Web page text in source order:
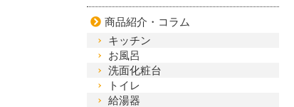
商品紹介・コラム
キッチン
お風呂
洗面化粧台
トイレ
給湯器